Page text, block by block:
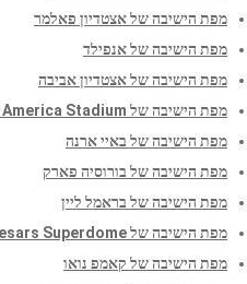
מפת הישיבה של אצטדיון פאלמר
מפת הישיבה של אנפילד
מפת הישיבה של אצטדיון אביבה
מפת הישיבה של Bank of America Stadium
מפת הישיבה של באיי ארנה
מפת הישיבה של בורוסיה פארק
מפת הישיבה של בראמל ליין
מפת הישיבה של Caesars Superdome
מפת הישיבה של קאמפ נואו